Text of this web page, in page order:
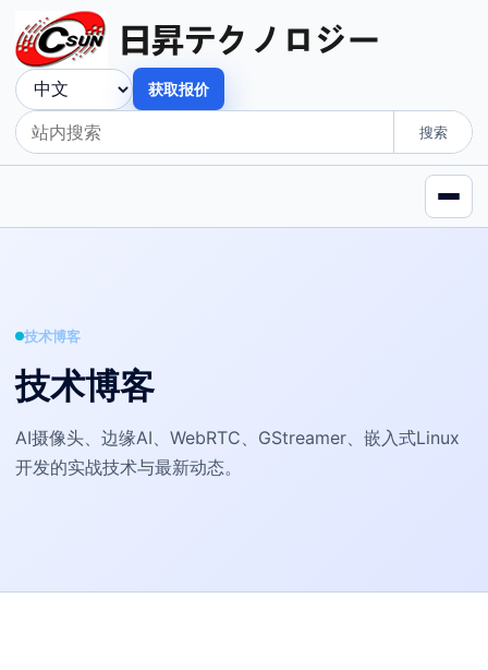
搜索
获取报价
技术博客
技术博客
AI摄像头、边缘AI、WebRTC、GStreamer、嵌入式Linux
开发的实战技术与最新动态。